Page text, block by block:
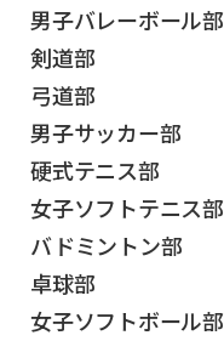
男子バレーボール部
剣道部
弓道部
男子サッカー部
硬式テニス部
女子ソフトテニス部
バドミントン部
卓球部
女子ソフトボール部